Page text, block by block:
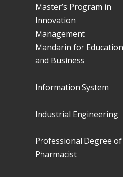
Master’s Program in
Innovation
Management
Mandarin for Education
and Business
Information System
Industrial Engineering
Professional Degree of
Pharmacist